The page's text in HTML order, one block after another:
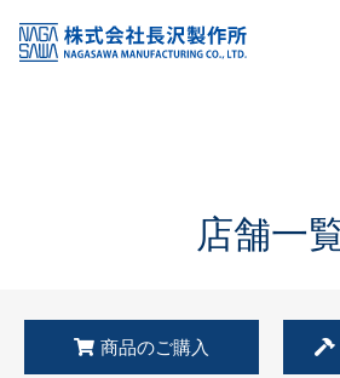
KSS加盟店・取扱店情報
店舗一覧
店舗一
商品のご購入